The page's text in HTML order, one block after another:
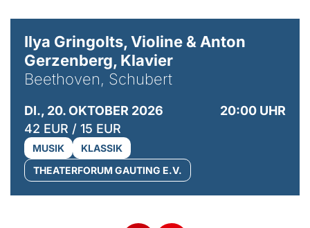
Ilya Gringolts, Violine & Anton
Gerzenberg, Klavier
Beethoven, Schubert
DI., 20. OKTOBER 2026
20:00 UHR
42 EUR / 15 EUR
MUSIK
KLASSIK
THEATERFORUM GAUTING E.V.